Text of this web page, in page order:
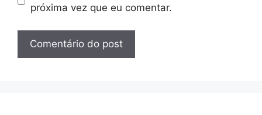
próxima vez que eu comentar.